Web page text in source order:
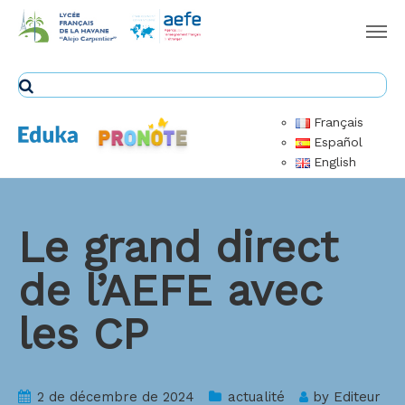
Français
Español
English
Le grand direct
de l’AEFE avec
les CP
2 de décembre de 2024 actualité by Editeur